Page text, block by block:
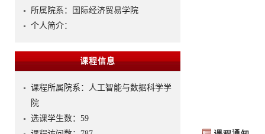
所属院系：国际经济贸易学院
个人简介：
课程信息
课程所属院系：人工智能与数据科学学
院
选课学生数：59